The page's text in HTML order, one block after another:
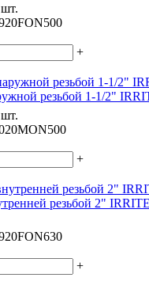
+
резьбой 1-1/2"
+
резьбой 2"
+